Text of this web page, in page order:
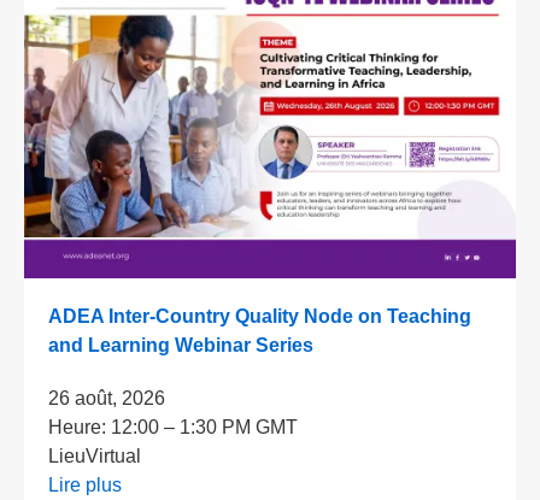
ADEA Inter-Country Quality Node on Teaching
and Learning Webinar Series
26 août, 2026
Heure: 12:00 – 1:30 PM GMT
LieuVirtual
Lire plus